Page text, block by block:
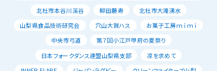
北杜市本谷川渓谷
柳田藤寿
北杜市大滝湧水
山梨県食品技術研究会
穴山大賀ハス
お菓子工房ｍｉｍｉ
中央市弓道
第７回小江戸甲府の夏祭り
日本フォークダンス連盟山梨県支部
凉を求めて